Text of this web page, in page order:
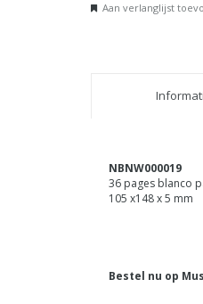
Aan verlanglijst
NBNW000019
36 pages blanco
105 x148 x 5 mm
Bestel nu op